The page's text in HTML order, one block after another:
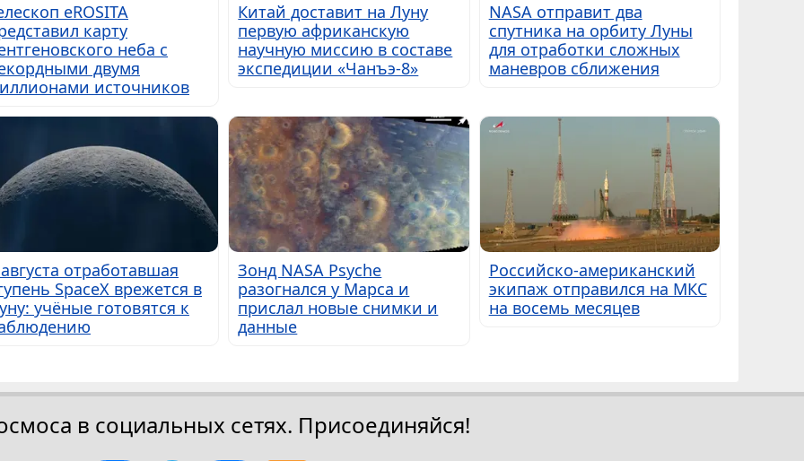
eROSITA
карту
неба с
двумя
источников
Китай доставит на Луну
первую африканскую
научную миссию в составе
экспедиции «Чанъэ-8»
NASA отправит два
спутника на орбиту Луны
для отработки сложных
маневров сближения
отработавшая
SpaceX врежется в
учёные готовятся к
Зонд NASA Psyche
разогнался у Марса и
прислал новые снимки и
данные
Российско-американский
экипаж отправился на МКС
на восемь месяцев
в социальных сетях. Присоединяйся!